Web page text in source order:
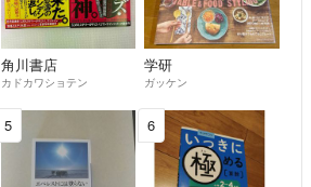
角川書店
カドカワショテン
学研
ガッケン
5 6